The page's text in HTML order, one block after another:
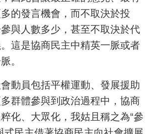
的發言機會，而不取決於投
與人數多少，甚至不取決於代
這是協商民主中精英一脈或者
一脈。
動員包括平權運動、發展援助
群體參與到政治過程中，協商
化、大眾化，我姑且稱之為“參